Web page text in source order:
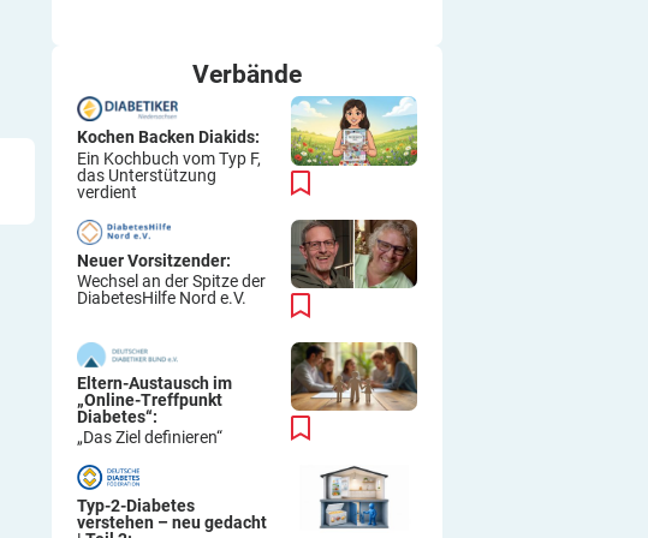
Verbände
Kochen Backen Diakids:
Ein Kochbuch vom Typ F,
das Unterstützung
verdient
Neuer Vorsitzender:
Wechsel an der Spitze der
DiabetesHilfe Nord e.V.
Eltern-Austausch im
„Online-Treffpunkt
Diabetes“:
„Das Ziel definieren“
Typ-2-Diabetes
verstehen – neu gedacht